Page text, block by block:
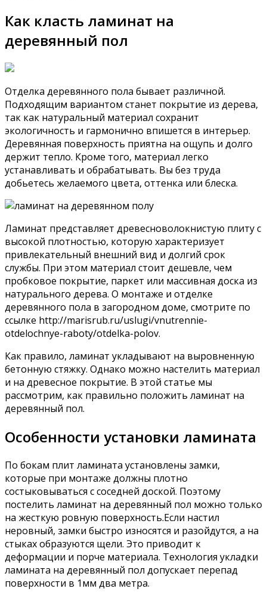
Как класть ламинат на
деревянный пол
Отделка деревянного пола бывает различной.
Подходящим вариантом станет покрытие из дерева,
так как натуральный материал сохранит
экологичность и гармонично впишется в интерьер.
Деревянная поверхность приятна на ощупь и долго
держит тепло. Кроме того, материал легко
устанавливать и обрабатывать. Вы без труда
добьетесь желаемого цвета, оттенка или блеска.
Ламинат представляет древесноволокнистую плиту с
высокой плотностью, которую характеризует
привлекательный внешний вид и долгий срок
службы. При этом материал стоит дешевле, чем
пробковое покрытие, паркет или массивная доска из
натурального дерева. О монтаже и отделке
деревянного пола в загородном доме, смотрите по
ссылке http://marisrub.ru/uslugi/vnutrennie-
otdelochnye-raboty/otdelka-polov.
Как правило, ламинат укладывают на выровненную
бетонную стяжку. Однако можно настелить материал
и на древесное покрытие. В этой статье мы
рассмотрим, как правильно положить ламинат на
деревянный пол.
Особенности установки ламината
По бокам плит ламината установлены замки,
которые при монтаже должны плотно
состыковываться с соседней доской. Поэтому
постелить ламинат на деревянный пол можно только
на жесткую ровную поверхность.Если настил
неровный, замки быстро износятся и разойдутся, а на
стыках образуются щели. Это приводит к
деформации и порче материала. Технология укладки
ламината на деревянный пол допускает перепад
поверхности в 1мм два метра.